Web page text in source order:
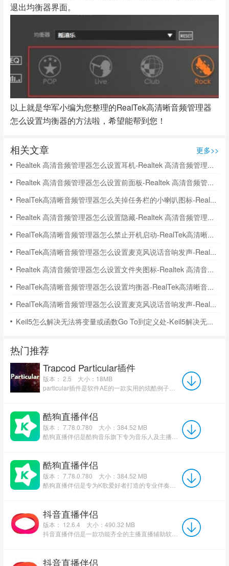
退出均衡器界面。
以上就是华军小编为您整理的RealTek高清晰音频管理器
怎么设置均衡器的方法啦，希望能帮到您！
相关文章 更多>>
Realtek 高清音频管理器怎么设置耳机-Realtek 高清音频管理器设置耳机的方法
Realtek 高清音频管理器怎么设置前面板-Realtek 高清音频管理器设置前面板的方法
RealTek高清晰音频管理器怎么关掉任务栏的小喇叭图标-RealTek高清晰音频管理器关掉任务栏的小喇叭图的方法
Realtek 高清音频管理器怎么设置隐藏-Realtek 高清音频管理器设置隐藏的方法
RealTek高清晰音频管理器怎么禁止开机启动-RealTek高清晰音频管理器禁止开机启动的方法
RealTek高清晰音频管理器怎么设置麦克风说话音响发声-RealTek高清晰音频管理器麦克风说话音响发声的方法
Realtek 高清音频管理器怎么设置文件夹图标-Realtek 高清音频管理器设置文件夹图标的方法
RealTek高清晰音频管理器怎么设置均衡器-RealTek高清晰音频管理器设置均衡器的方法
RealTek高清晰音频管理器怎么设置麦克风说话音响发声-RealTek高清晰音频管理器麦克风说话音响发声的方法
Keil5怎么解决无法将变量或函数Go To到定义处-Keil5解决无法将变量或函数Go To到定义处的方法
热门推荐
Trapcod Particular插件
版本： 2.5
大小：18MB
particular插件是软件AE的一款实用的炫酷例子插件，particular插件的功能非常强大，但操作很简单。小伙伴们可...
酷狗直播伴侣
版本： 7.78.0.780
大小：384.52 MB
酷狗直播伴侣
版本： 7.78.0.780
大小：384.52 MB
抖音直播伴侣
版本： 12.6.4
大小：490.32 MB
抖音直播伴侣